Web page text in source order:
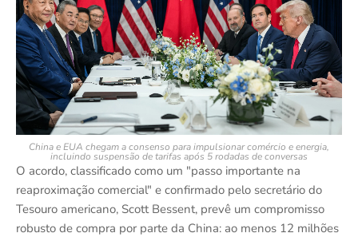
China e EUA chegam a consenso para impulsionar comércio e energia,
incluindo suspensão de tarifas após 5 rodadas de conversas
O acordo, classificado como um "passo importante na
reaproximação comercial" e confirmado pelo secretário do
Tesouro americano, Scott Bessent, prevê um compromisso
robusto de compra por parte da China: ao menos 12 milhões